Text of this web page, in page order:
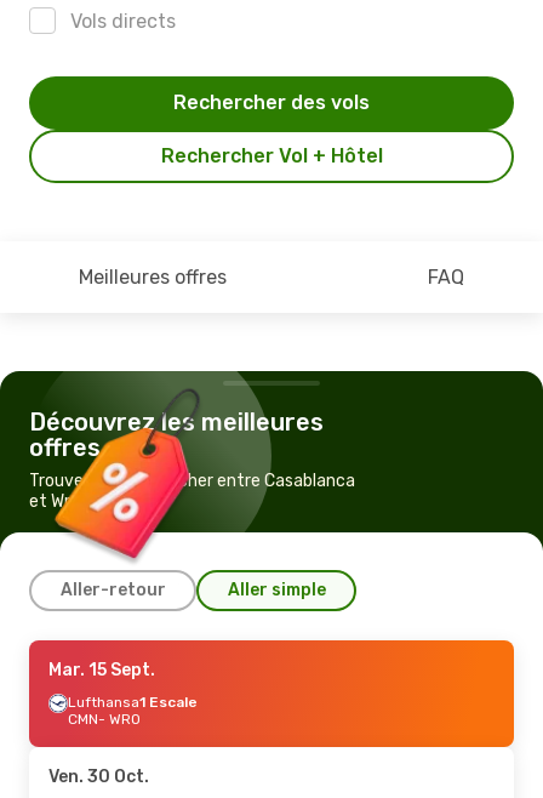
Vols directs
Rechercher Vol + Hôtel
Rechercher des vols
Meilleures offres FAQ
Découvrez les meilleures
offres
Trouvez un vol pas cher entre Casablanca
et Wroclaw
Aller-retour Aller simple
Sam. 31 Oct.- Sam. 7 Nov.
Lufthansa1 Escale
CMN- WRO
WRO- CMN
Mar. 15 Sept.
Lufthansa1 Escale
CMN- WRO
Ven. 30 Oct.